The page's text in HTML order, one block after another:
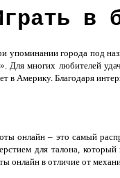
в
упоминании города под
Для многих любителей
в Америку. Благодаря
онлайн – это самый
для талона,
онлайн в отличие от